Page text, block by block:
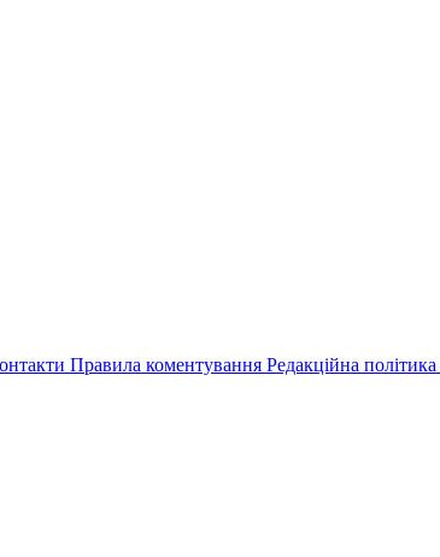
Правила коментування Редакційна політика